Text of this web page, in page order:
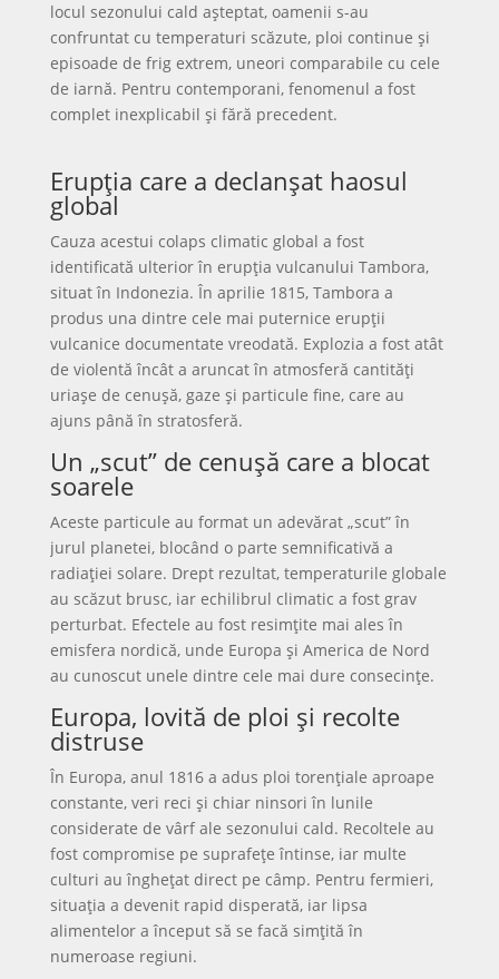
locul sezonului cald așteptat, oamenii s-au
confruntat cu temperaturi scăzute, ploi continue și
episoade de frig extrem, uneori comparabile cu cele
de iarnă. Pentru contemporani, fenomenul a fost
complet inexplicabil și fără precedent.
Erupția care a declanșat haosul
global
Cauza acestui colaps climatic global a fost
identificată ulterior în erupția vulcanului Tambora,
situat în Indonezia. În aprilie 1815, Tambora a
produs una dintre cele mai puternice erupții
vulcanice documentate vreodată. Explozia a fost atât
de violentă încât a aruncat în atmosferă cantități
uriașe de cenușă, gaze și particule fine, care au
ajuns până în stratosferă.
Un „scut” de cenușă care a blocat
soarele
Aceste particule au format un adevărat „scut” în
jurul planetei, blocând o parte semnificativă a
radiației solare. Drept rezultat, temperaturile globale
au scăzut brusc, iar echilibrul climatic a fost grav
perturbat. Efectele au fost resimțite mai ales în
emisfera nordică, unde Europa și America de Nord
au cunoscut unele dintre cele mai dure consecințe.
Europa, lovită de ploi și recolte
distruse
În Europa, anul 1816 a adus ploi torențiale aproape
constante, veri reci și chiar ninsori în lunile
considerate de vârf ale sezonului cald. Recoltele au
fost compromise pe suprafețe întinse, iar multe
culturi au înghețat direct pe câmp. Pentru fermieri,
situația a devenit rapid disperată, iar lipsa
alimentelor a început să se facă simțită în
numeroase regiuni.